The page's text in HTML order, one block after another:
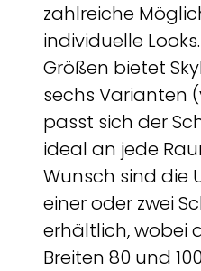
zahlreiche
individuelle
Größen bietet
sechs Varianten
passt sich der
ideal an jede
Wunsch sind die
einer oder zwei
erhältlich, wobei
Breiten 80 und